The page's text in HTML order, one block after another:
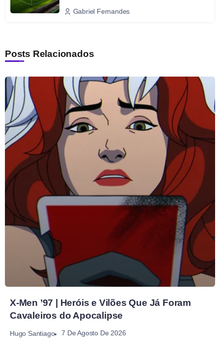
Gabriel Fernandes
Posts Relacionados
X-Men ’97 | Heróis e Vilões Que Já Foram
Cavaleiros do Apocalipse
Hugo Santiago 7 De Agosto De 2026